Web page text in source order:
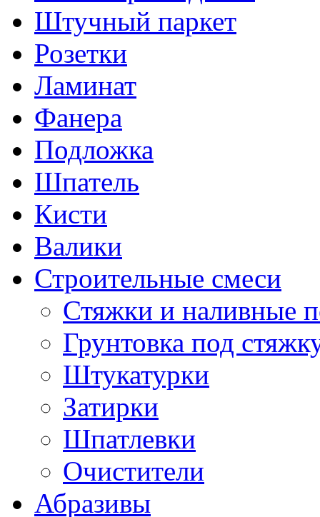
Штучный паркет
Розетки
Ламинат
Фанера
Подложка
Шпатель
Кисти
Валики
Строительные смеси
Стяжки и наливные
Грунтовка под
Штукатурки
Затирки
Шпатлевки
Очистители
Абразивы